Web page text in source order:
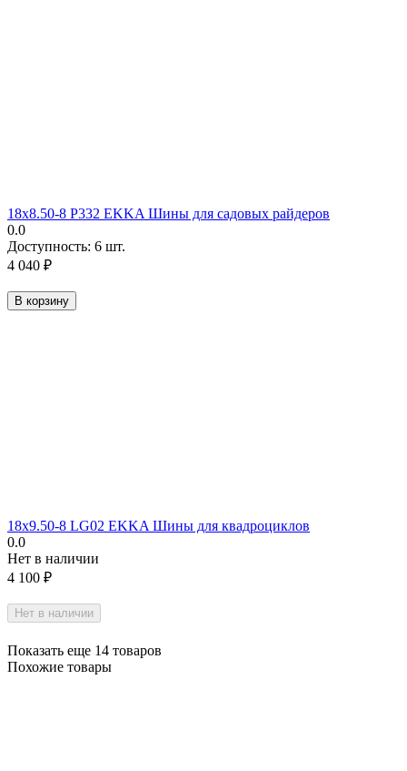
18х8.50-8 Р332 EKKA Шины для садовых райдеров
0.0
Доступность: 6 шт.
4 040 ₽
В корзину
18х9.50-8 LG02 EKKA Шины для квадроциклов
0.0
Нет в наличии
4 100 ₽
Нет в наличии
Показать еще 14 товаров
Похожие товары